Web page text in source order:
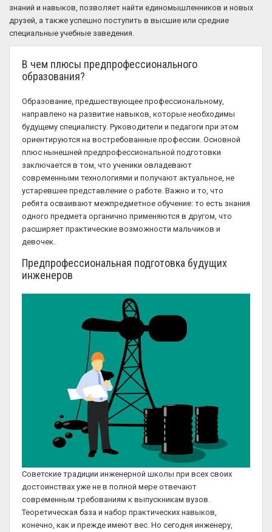
знаний и навыков, позволяет найти единомышленников и новых
друзей, а также успешно поступить в высшие или средние
специальные учебные заведения.
В чем плюсы предпрофессионального
образования?
Образование, предшествующее профессиональному,
направлено на развитие навыков, которые необходимы
будущему специалисту. Руководители и педагоги при этом
ориентируются на востребованные профессии. Основной
плюс нынешней предпрофессиональной подготовки
заключается в том, что ученики овладевают
современными технологиями и получают актуальное, не
устаревшее представление о работе. Важно и то, что
ребята осваивают межпредметное обучение: то есть знания
одного предмета органично применяются в другом, что
расширяет практические возможности мальчиков и
девочек.
Предпрофессиональная подготовка будущих
инженеров
Советские традиции инженерной школы при всех своих
достоинствах уже не в полной мере отвечают
современным требованиям к выпускникам вузов.
Теоретическая база и набор практических навыков,
конечно, как и прежде имеют вес. Но сегодня инженеру,